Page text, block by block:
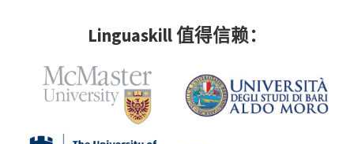
Linguaskill 值得信赖：